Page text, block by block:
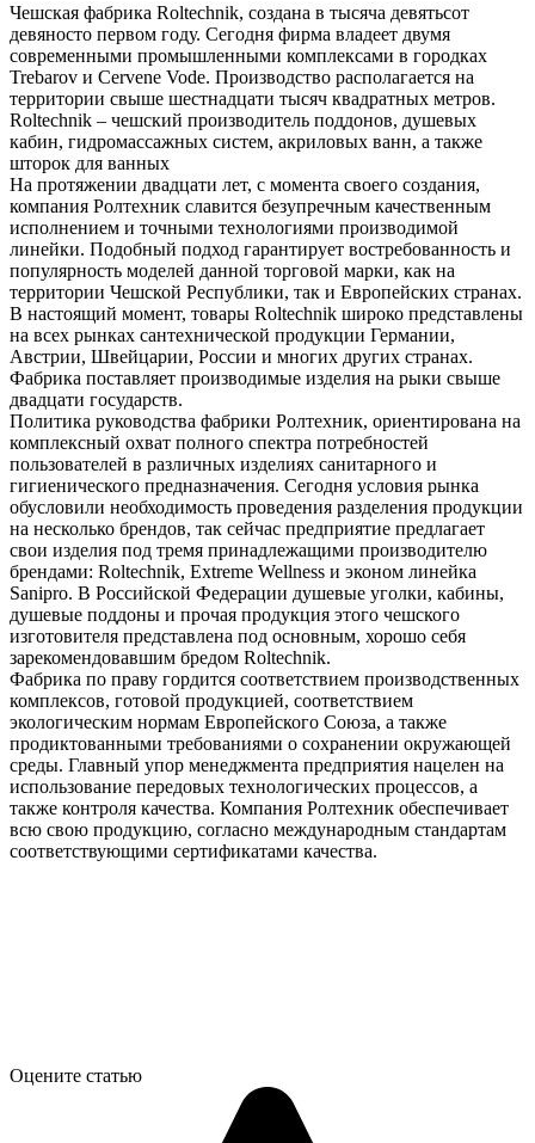
Чешская фабрика Roltechnik, создана в тысяча девятьсот
девяносто первом году. Сегодня фирма владеет двумя
современными промышленными комплексами в городках
Trebarov и Cervene Vode. Производство располагается на
территории свыше шестнадцати тысяч квадратных метров.
Roltechnik – чешский производитель поддонов, душевых
кабин, гидромассажных систем, акриловых ванн, а также
шторок для ванных
На протяжении двадцати лет, с момента своего создания,
компания Ролтехник славится безупречным качественным
исполнением и точными технологиями производимой
линейки. Подобный подход гарантирует востребованность и
популярность моделей данной торговой марки, как на
территории Чешской Республики, так и Европейских странах.
В настоящий момент, товары Roltechnik широко представлены
на всех рынках сантехнической продукции Германии,
Австрии, Швейцарии, России и многих других странах.
Фабрика поставляет производимые изделия на рыки свыше
двадцати государств.
Политика руководства фабрики Ролтехник, ориентирована на
комплексный охват полного спектра потребностей
пользователей в различных изделиях санитарного и
гигиенического предназначения. Сегодня условия рынка
обусловили необходимость проведения разделения продукции
на несколько брендов, так сейчас предприятие предлагает
свои изделия под тремя принадлежащими производителю
брендами: Roltechnik, Extreme Wellness и эконом линейка
Sanipro. В Российской Федерации душевые уголки, кабины,
душевые поддоны и прочая продукция этого чешского
изготовителя представлена под основным, хорошо себя
зарекомендовавшим бредом Roltechnik.
Фабрика по праву гордится соответствием производственных
комплексов, готовой продукцией, соответствием
экологическим нормам Европейского Союза, а также
продиктованными требованиями о сохранении окружающей
среды. Главный упор менеджмента предприятия нацелен на
использование передовых технологических процессов, а
также контроля качества. Компания Ролтехник обеспечивает
всю свою продукцию, согласно международным стандартам
соответствующими сертификатами качества.
Оцените статью